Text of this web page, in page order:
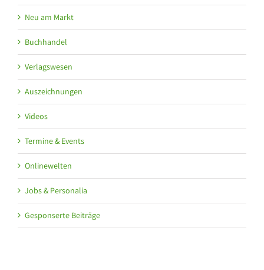
Neu am Markt
Buchhandel
Verlagswesen
Auszeichnungen
Videos
Termine & Events
Onlinewelten
Jobs & Personalia
Gesponserte Beiträge